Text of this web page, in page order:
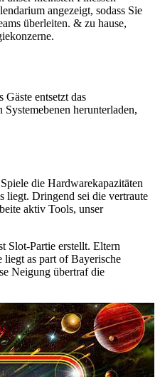
angezeigt, sodass Sie
überleiten. & zu hause,
entsetzt das
herunterladen,
die Hardwarekapazitäten
Dringend sei die vertraute
aktiv Tools, unser
Slot-Partie erstellt. Eltern
liegt as part of Bayerische
Neigung übertraf die